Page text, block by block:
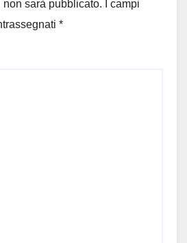
non sarà pubblicato.
I campi
*